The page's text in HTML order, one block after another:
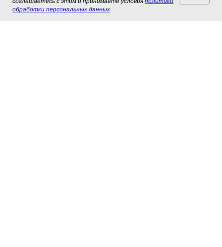
обработки персональных данных